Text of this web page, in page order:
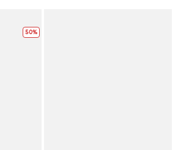
50%